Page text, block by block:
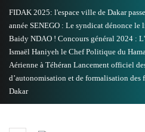
FIDAK 2025: l'espace ville de Dakar
année SENEGO : Le syndicat dénonce le
Baidy NDAO ! Concours général 2024 :
Ismaël Haniyeh le Chef Politique du
Aérienne à Téhéran Lancement officiel
d’autonomisation et de formalisation des
Dakar